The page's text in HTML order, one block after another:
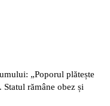
„Poporul plătește
rămâne obez și